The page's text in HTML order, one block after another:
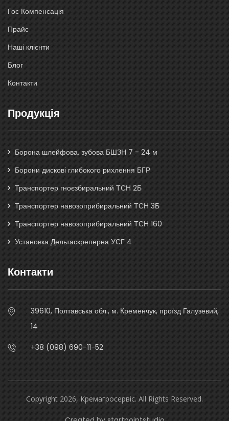
Гос Компенсація
Прайс
Наші клієнти
Блог
Контакти
Продукція
Борона шлейфова, зубова БШЗН 7 - 24 м
Борони дискові глибокого рихлення БГР
Транспортер гноєзбиральний ТСН 2Б
Транспортер навозоприбиральний ТСН 3Б
Транспортер навозоприбиральний ТСН 160
Установка Дельтаскреперна УСГ 4
Контакти
39610, Полтавська обл., м. Кременчук, проїзд Галузевий,
14
+38 (098) 690-11-52
Copyright 2026, Кремагросервіс. All Rights Reserved.